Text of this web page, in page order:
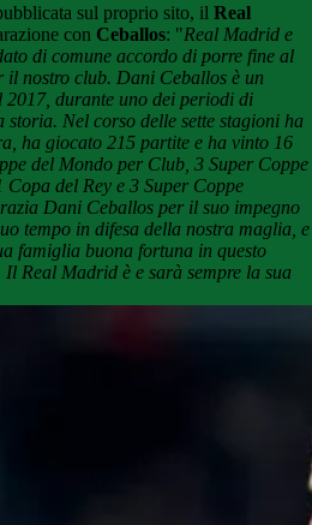
sul proprio sito, il Real
con Ceballos: "Real Madrid e
di comune accordo di porre fine al
il nostro club. Dani Ceballos è un
durante uno dei periodi di
storia. Nel corso delle sette stagioni ha
ha giocato 215 partite e ha vinto 16
del Mondo per Club, 3 Super Coppe
Copa del Rey e 3 Super Coppe
Dani Ceballos per il suo impegno
tempo in difesa della nostra maglia, e
famiglia buona fortuna in questo
Real Madrid è e sarà sempre la sua